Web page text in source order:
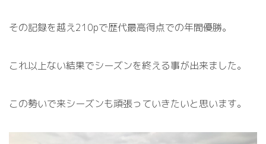
その記録を越え210pで歴代最高得点での年間優勝。
これ以上ない結果でシーズンを終える事が出来ました。
この勢いで来シーズンも頑張っていきたいと思います。